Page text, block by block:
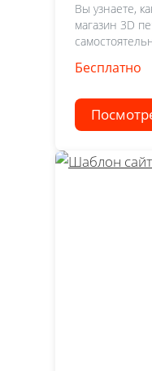
Вы узнаете,
магазин 3D
Бесплатно